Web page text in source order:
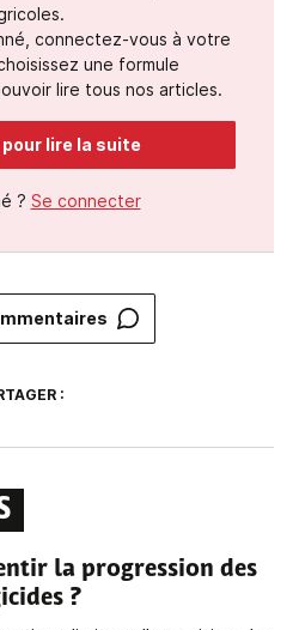
connectez-vous à votre
une formule
lire tous nos articles.
lire la suite
? Se connecter
:
la progression des
?